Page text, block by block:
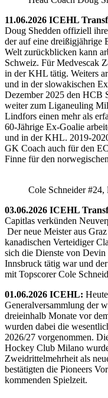
11.06.2026 ICEHL
Doug Shedden offiziell
der auf eine dreißigjährige
Welt zurückblicken kann
Schweiz. Für Medvescak
in der KHL tätig. Weiters
und in der slowakischen
Dezember 2025 den HCB
weiter zum Liganeuling
Lindfors einen mehr als
60-Jährige Ex-Goalie
und in der KHL. 2019-
GK Coach auch für den
Finne für den
Cole Schneider
03.06.2026 ICEHL
Capitlas verkünden
Der neue Meister aus
kanadischen Verteidiger
sich die Dienste von
Innsbruck tätig war und
mit Topscorer Cole
01.06.2026 ICEHL:
Generalversammlung der
dreieinhalb Monate vor
wurden dabei die
2026/27 vorgenommen.
Hockey Club Milano
Zweidrittelmehrheit als
bestätigten die Pioneers
kommenden Spielzeit.